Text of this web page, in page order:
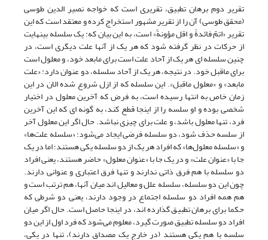
تقریر دوم برهان تطبیق، تقریری است که خواجه نصیر الدین طوسی
(محقق طوسی) آن را از تقریر مشهور استخراج کرده و معتقد است که این
تقریر «اتمّ فائدةً و اقل مؤونةً» است، به این بیان که: یک سلسله بی‏نهایت
از حرکات در نظر گرفته شود که هر یک از آنها علت دیگری است، در
چنین سلسله ای هر یک از آحاد علت است برای مابعد خود، و معلول است
برای ماقبل خود. در نتیجه، هر یک از آحاد سلسله، دو عنوان دارد: «علت
مابعد» و «معلول ماقبل». این سلسله که از ازل شروع شده الان در این
زمان خاص به انتها رسیده است، به فرض که آخرین معلول در اختیار
شخصی بوده و او سلسه را از این‏جا قطع کند، به گونه ای که این آخرین
فرد، تنها معلول باشد، و علت برای چیزی نباشد. حال اگر این معلول آخر
از سلسه حذف شود، دو سلسله فرضی ایجاد می‌شود؛ «سلسله علت‌ها»
و «سلسله معلول‌ها» که افراد هر یک از دو سلسله یکی هستند؛ اما در یک
جا با «عنوان علت» و در یک جا با «عنوان معلول» حاضر هستند، یعنی افراد
دو سلسله با هم فرق ذاتی ندارند و تنها فرق اعتباری و عنوانی دارند.
چون این دو سلسله، سلسله علل و معالیل اند میان آنها، هم ترتب است و
هم همه افراد دو سلسله اجتماع در وجود دارند، یعنی دو شرطی که
حکما برای برهان تطبیق گذارده اند، در اینجا حاصل است. حال اگر میان
افراد دو سلسله تطبیق صورت گیرد، معلوم می‌شود که فرد اول از این دو
سلسه با هم یکی هستند (در خارج یک مصداق دارند)، تنها در یکی،